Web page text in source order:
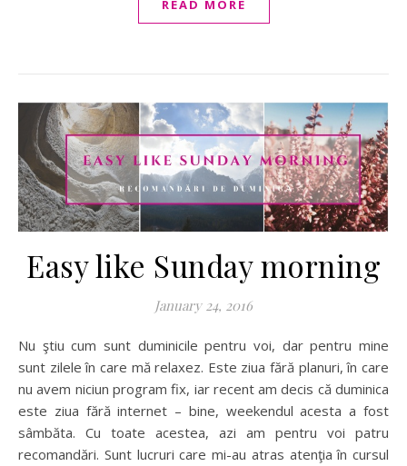
READ MORE
Easy like Sunday morning
January 24, 2016
Nu ştiu cum sunt duminicile pentru voi, dar pentru mine
sunt zilele în care mă relaxez. Este ziua fără planuri, în care
nu avem niciun program fix, iar recent am decis că duminica
este ziua fără internet – bine, weekendul acesta a fost
sâmbăta. Cu toate acestea, azi am pentru voi patru
recomandări. Sunt lucruri care mi-au atras atenţia în cursul